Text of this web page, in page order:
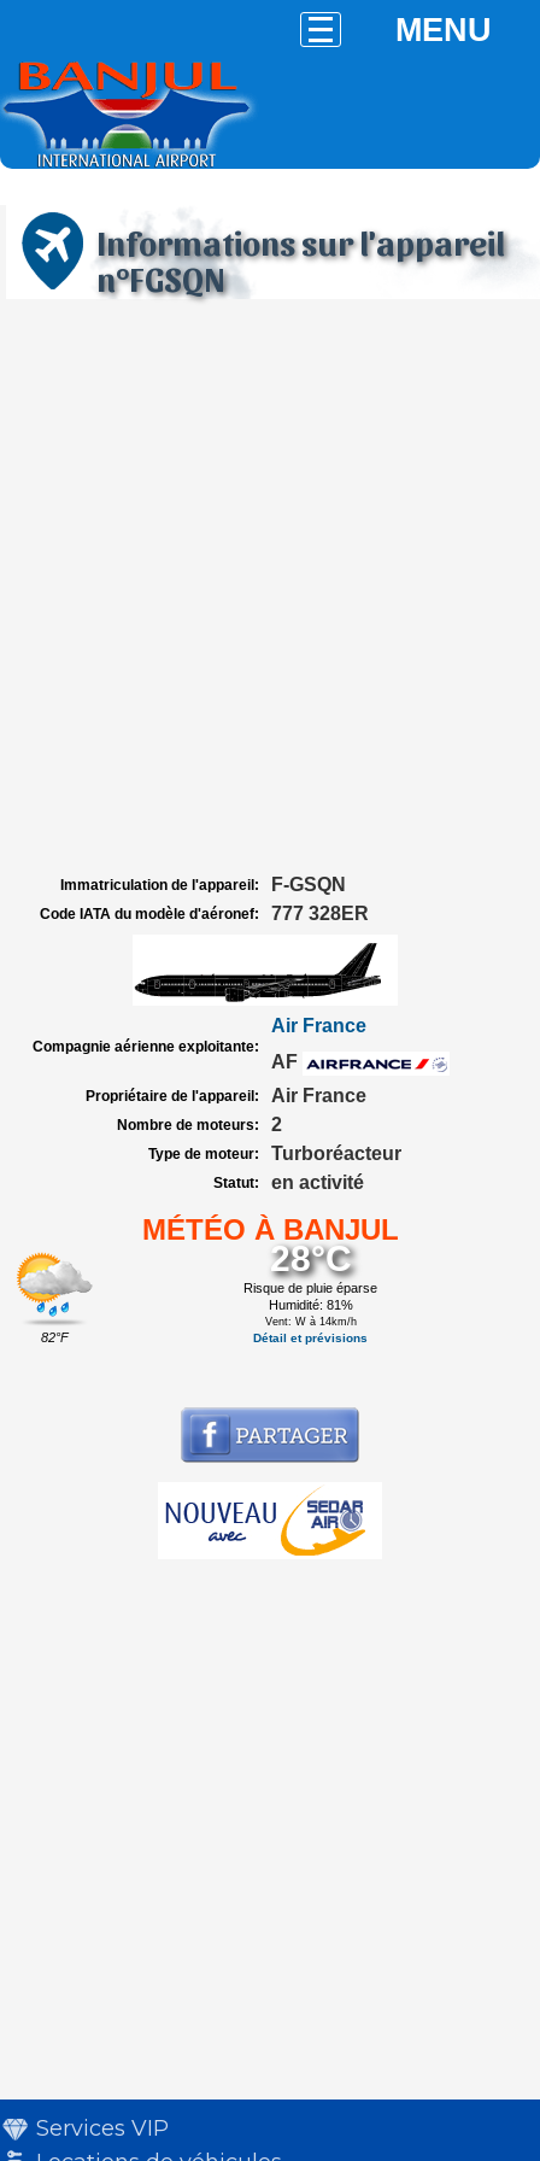
MENU
Informations sur l'appareil
n°FGSQN
Immatriculation de l'appareil: F-GSQN
Code IATA du modèle d'aéronef: 777 328ER
Compagnie aérienne exploitante:
Air France
AF
Propriétaire de l'appareil: Air France
Nombre de moteurs: 2
Type de moteur: Turboréacteur
Statut: en activité
MÉTÉO À BANJUL
82°F
28°C
Risque de pluie éparse
Humidité: 81%
Vent: W à 14km/h
Détail et prévisions
Services VIP